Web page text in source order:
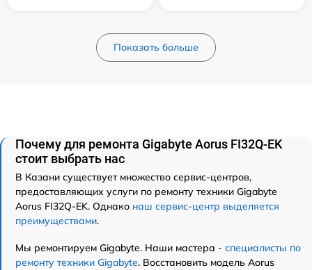
Показать больше
Почему для ремонта Gigabyte Aorus FI32Q-EK
стоит выбрать нас
В Казани существует множество сервис-центров,
предоставляющих услуги по ремонту техники Gigabyte
Aorus FI32Q-EK. Однако наш сервис-центр выделяется
преимуществами.
Мы ремонтируем Gigabyte. Наши мастера - специалисты по
ремонту техники Gigabyte. Восстановить модель Aorus